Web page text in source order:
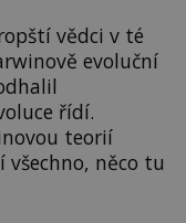
vědci v té
evoluční
řídí.
teorií
něco tu